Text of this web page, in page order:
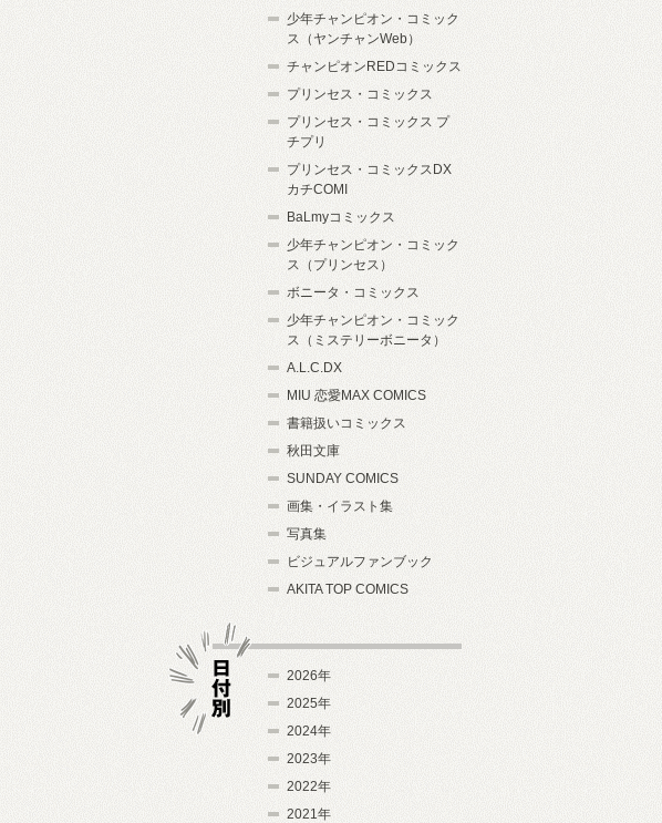
少年チャンピオン・コミック
ス（ヤンチャンWeb）
チャンピオンREDコミックス
プリンセス・コミックス
プリンセス・コミックス プ
チプリ
プリンセス・コミックスDX
カチCOMI
BaLmyコミックス
少年チャンピオン・コミック
ス（プリンセス）
ボニータ・コミックス
少年チャンピオン・コミック
ス（ミステリーボニータ）
A.L.C.DX
MIU 恋愛MAX COMICS
書籍扱いコミックス
秋田文庫
SUNDAY COMICS
画集・イラスト集
写真集
ビジュアルファンブック
AKITA TOP COMICS
2026年
2025年
2024年
2023年
2022年
2021年